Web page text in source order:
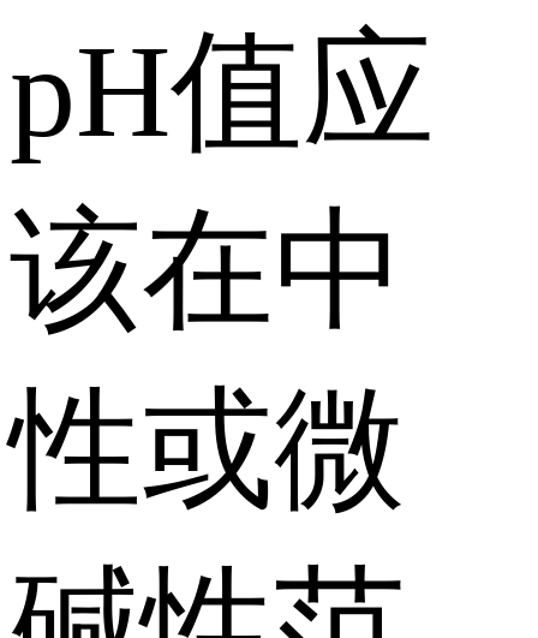
pH值应
该在中
性或微